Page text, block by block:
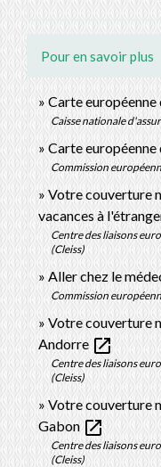
Pour en savoir plus
Carte
Caisse nationale
Carte
Commission
Votre couverture
vacances à
Centre des liaisons
(Cleiss)
Aller chez le
Commission
Votre couverture
Andorre open_in_new
Centre des liaisons
(Cleiss)
Votre couverture
Gabonopen_in_new
Centre des liaisons
(Cleiss)